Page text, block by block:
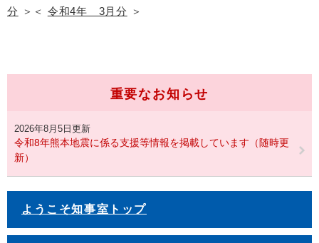
分 ＞＜ 令和4年 3月分 ＞
重要なお知らせ
2026年8月5日更新
令和8年熊本地震に係る支援等情報を掲載しています（随時更
新）
ようこそ知事室トップ